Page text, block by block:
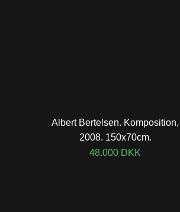
Albert Bertelsen. Komposition,
2008. 150x70cm.
48.000 DKK